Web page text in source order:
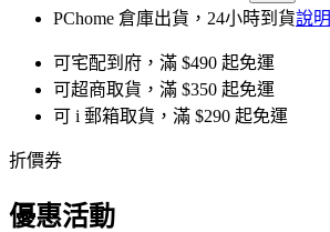
PChome 倉庫出貨，24小時到貨說明
可宅配到府，滿 $490 起免運
可超商取貨，滿 $350 起免運
可 i 郵箱取貨，滿 $290 起免運
折價券
優惠活動